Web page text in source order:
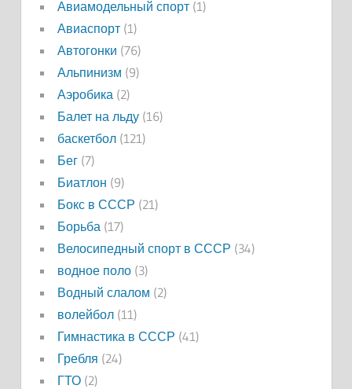
Авиамодельный спорт(1)
Авиаспорт(1)
Автогонки (76)
Альпинизм (9)
Аэробика (2)
Балет на льду(16)
баскетбол(121)
Бег(7)
Биатлон (9)
Бокс в СССР (21)
Борьба (17)
Велосипедный спорт в СССР (34)
водное поло(3)
Водный слалом (2)
волейбол(11)
Гимнастика в СССР (41)
Гребля (24)
ГТО(2)